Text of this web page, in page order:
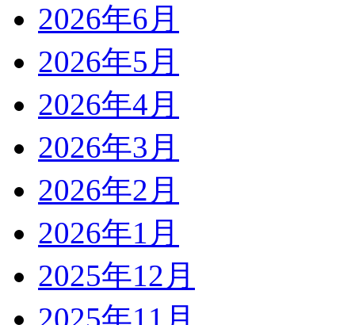
2026年6月
2026年5月
2026年4月
2026年3月
2026年2月
2026年1月
2025年12月
2025年11月